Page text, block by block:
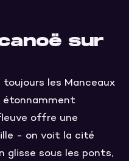
sur
les Manceaux
étonnamment
offre une
- on voit la cité
glisse sous les ponts,